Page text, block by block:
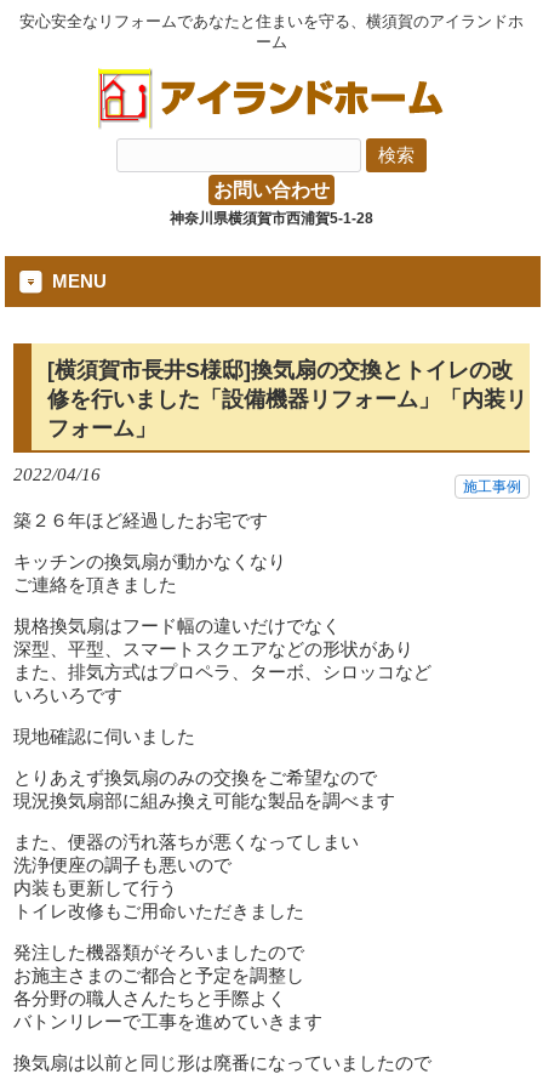
安心安全なリフォームであなたと住まいを守る、横須賀のアイランドホ
ーム
お問い合わせ
神奈川県横須賀市西浦賀5-1-28
MENU
[横須賀市長井S様邸]換気扇の交換とトイレの改
修を行いました「設備機器リフォーム」「内装リ
フォーム」
2022/04/16
施工事例
築２６年ほど経過したお宅です
キッチンの換気扇が動かなくなり
ご連絡を頂きました
規格換気扇はフード幅の違いだけでなく
深型、平型、スマートスクエアなどの形状があり
また、排気方式はプロペラ、ターボ、シロッコなど
いろいろです
現地確認に伺いました
とりあえず換気扇のみの交換をご希望なので
現況換気扇部に組み換え可能な製品を調べます
また、便器の汚れ落ちが悪くなってしまい
洗浄便座の調子も悪いので
内装も更新して行う
トイレ改修もご用命いただきました
発注した機器類がそろいましたので
お施主さまのご都合と予定を調整し
各分野の職人さんたちと手際よく
バトンリレーで工事を進めていきます
換気扇は以前と同じ形は廃番になっていましたので